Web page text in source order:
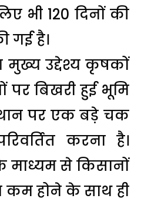
भी 120 दिनों की
गई है।
उद्देश्य कृषकों
पर बिखरी हुई भूमि
पर एक बड़े चक
करना है।
माध्यम से किसानों
होने के साथ ही